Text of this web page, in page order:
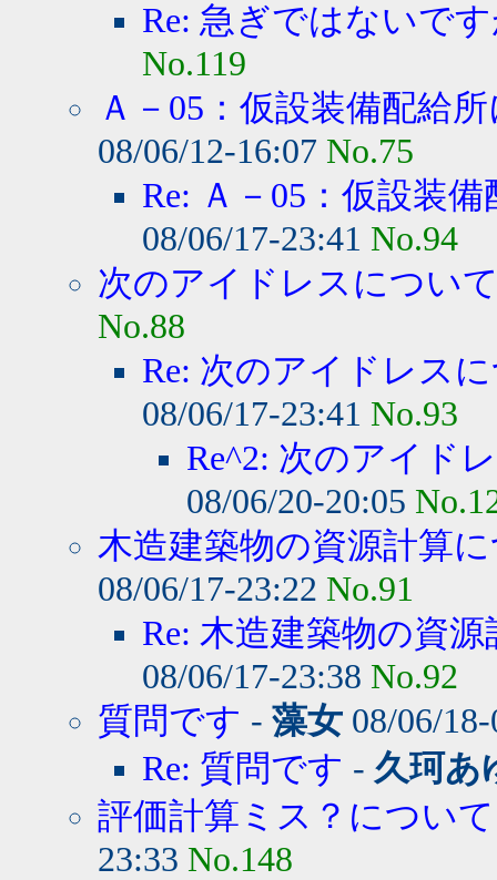
Re: 急ぎではないで
No.119
Ａ－05：仮設装備配給
08/06/12-16:07 No.75
Re: Ａ－05：仮設装
08/06/17-23:41 No.94
次のアイドレスについ
No.88
Re: 次のアイドレス
08/06/17-23:41 No.93
Re^2: 次のアイド
08/06/20-20:05
木造建築物の資源計算
08/06/17-23:22 No.91
Re: 木造建築物の資
08/06/17-23:38 No.92
質問です - 藻女 08/06/
Re: 質問です - 久珂あ
評価計算ミス？について
23:33 No.148